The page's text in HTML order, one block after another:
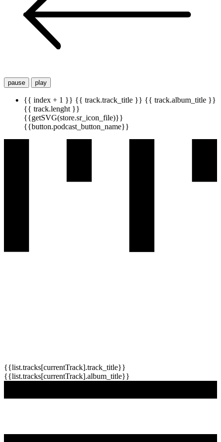
pause play
{{ index + 1 }} {{ track.track_title }} {{ track.album_title }}
{{ track.lenght }}
{{getSVG(store.sr_icon_file)}}
{{button.podcast_button_name}}
{{list.tracks[currentTrack].track_title}}
{{list.tracks[currentTrack].album_title}}